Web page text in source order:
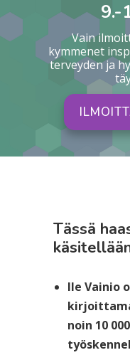
9.-
Vain
kymmenet
terveyden ja
Tässä
Ile Vainio
noin 10